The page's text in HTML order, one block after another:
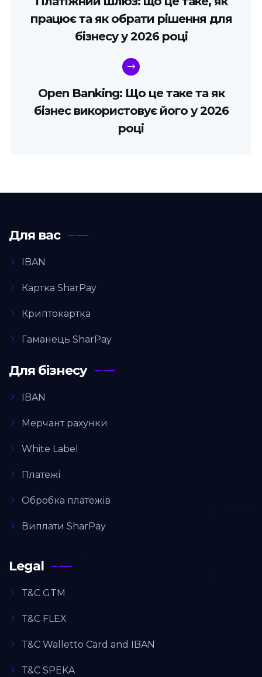
працює та як обрати рішення для
бізнесу у 2026 році
Open Banking: Що це таке та як
бізнес використовує його у 2026
році
Для вас
IBAN
Картка SharPay
Криптокартка
Гаманець SharPay
Для бізнесу
IBAN
Мерчант рахунки
White Label
Платежі
Обробка платежів
Виплати SharPay
Legal
T&C GTM
T&C FLEX
T&C Walletto Card and IBAN
T&C SPEKA